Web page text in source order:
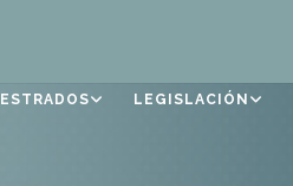
ESTRADOS LEGISLACIÓN